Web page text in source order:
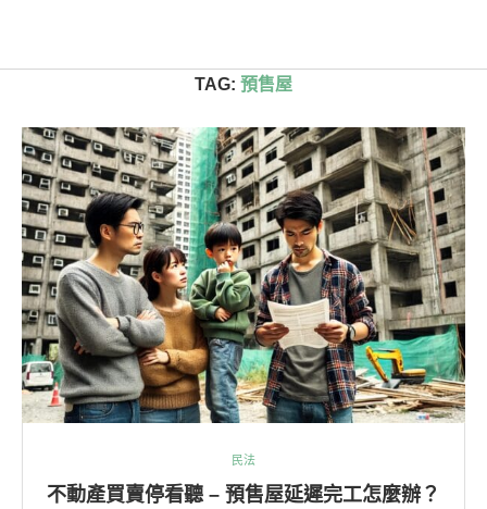
TAG: 預售屋
民法
不動產買賣停看聽 – 預售屋延遲完工怎麼辦？